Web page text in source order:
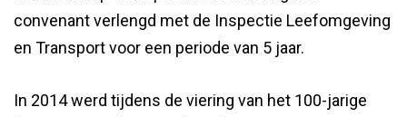
convenant verlengd met de Inspectie Leefomgeving
en Transport voor een periode van 5 jaar.
In 2014 werd tijdens de viering van het 100-jarige